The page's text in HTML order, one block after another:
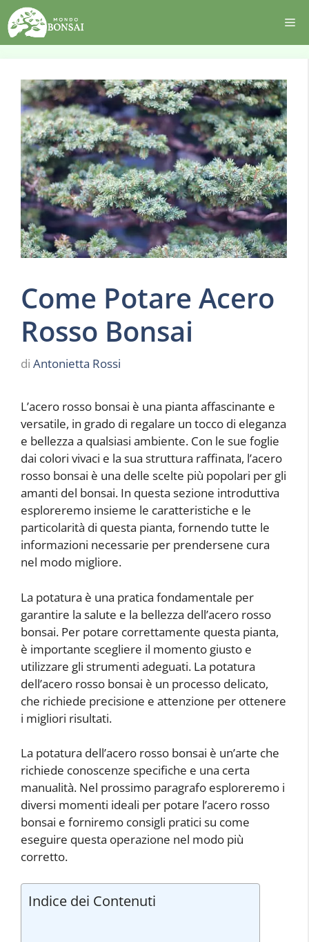
Vai
al
contenuto
Come Potare Acero
Rosso Bonsai
di Antonietta Rossi
L’acero rosso bonsai è una pianta affascinante e
versatile, in grado di regalare un tocco di eleganza
e bellezza a qualsiasi ambiente. Con le sue foglie
dai colori vivaci e la sua struttura raffinata, l’acero
rosso bonsai è una delle scelte più popolari per gli
amanti del bonsai. In questa sezione introduttiva
esploreremo insieme le caratteristiche e le
particolarità di questa pianta, fornendo tutte le
informazioni necessarie per prendersene cura
nel modo migliore.
La potatura è una pratica fondamentale per
garantire la salute e la bellezza dell’acero rosso
bonsai. Per potare correttamente questa pianta,
è importante scegliere il momento giusto e
utilizzare gli strumenti adeguati. La potatura
dell’acero rosso bonsai è un processo delicato,
che richiede precisione e attenzione per ottenere
i migliori risultati.
La potatura dell’acero rosso bonsai è un’arte che
richiede conoscenze specifiche e una certa
manualità. Nel prossimo paragrafo esploreremo i
diversi momenti ideali per potare l’acero rosso
bonsai e forniremo consigli pratici su come
eseguire questa operazione nel modo più
corretto.
Indice dei Contenuti